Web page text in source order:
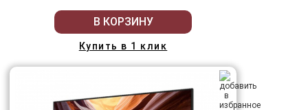
В КОРЗИНУ
Купить в 1 клик